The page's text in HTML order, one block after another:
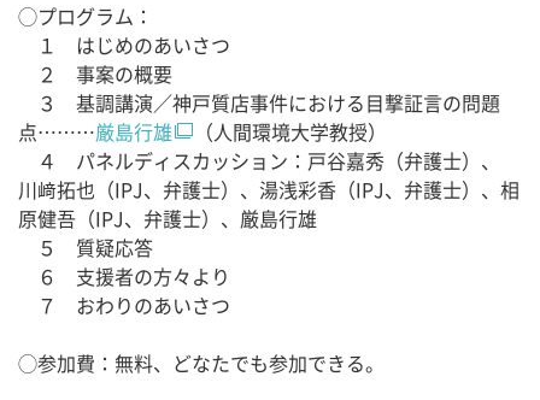
◯プログラム：
１ はじめのあいさつ
２ 事案の概要
３ 基調講演／神戸質店事件における目撃証言の問題
点………厳島行雄
（人間環境大学教授）
４ パネルディスカッション：戸谷嘉秀（弁護士）、
川﨑拓也（IPJ、弁護士）、湯浅彩香（IPJ、弁護士）、相
原健吾（IPJ、弁護士）、厳島行雄
５ 質疑応答
６ 支援者の方々より
７ おわりのあいさつ
◯参加費：無料、どなたでも参加できる。